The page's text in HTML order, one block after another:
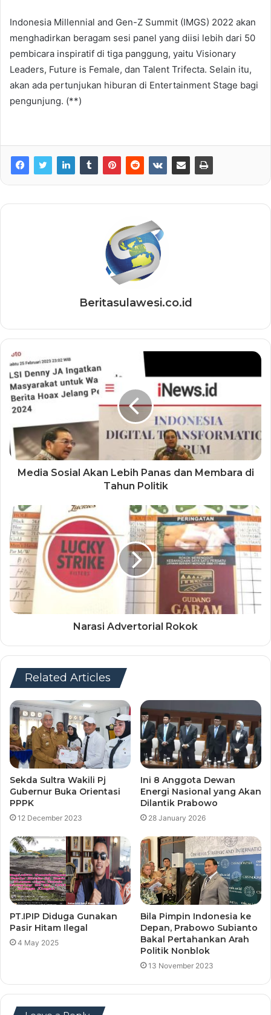
Indonesia Millennial and Gen-Z Summit (IMGS) 2022 akan
menghadirkan beragam sesi panel yang diisi lebih dari 50
pembicara inspiratif di tiga panggung, yaitu Visionary
Leaders, Future is Female, dan Talent Trifecta. Selain itu,
akan ada pertunjukan hiburan di Entertainment Stage bagi
pengunjung. (**)
Beritasulawesi.co.id
Media Sosial Akan Lebih Panas dan Membara di
Tahun Politik
Narasi Advertorial Rokok
Related Articles
Sekda Sultra Wakili Pj
Gubernur Buka Orientasi
PPPK
12 December 2023
Ini 8 Anggota Dewan
Energi Nasional yang Akan
Dilantik Prabowo
28 January 2026
PT.IPIP Diduga Gunakan
Pasir Hitam Ilegal
4 May 2025
Bila Pimpin Indonesia ke
Depan, Prabowo Subianto
Bakal Pertahankan Arah
Politik Nonblok
13 November 2023